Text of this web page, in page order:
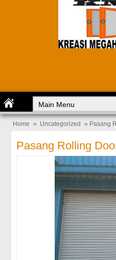
Home » Uncategorized » Pasang
Pasang Rolling